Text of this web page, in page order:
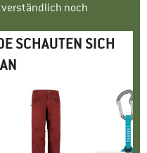
noch
SCHAUTEN SICH